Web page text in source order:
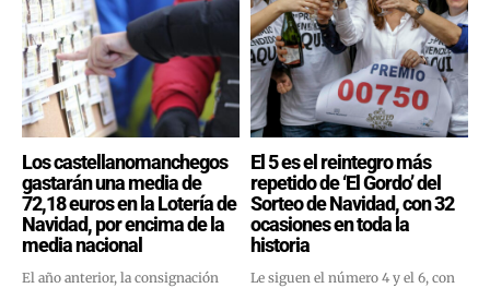
Los castellanomanchegos
gastarán una media de
72,18 euros en la Lotería de
Navidad, por encima de la
media nacional
El año anterior, la consignación
El 5 es el reintegro más
repetido de ‘El Gordo’ del
Sorteo de Navidad, con 32
ocasiones en toda la
historia
Le siguen el número 4 y el 6, con